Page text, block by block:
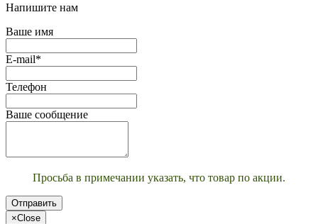
Напишите нам
Ваше имя
E-mail*
Телефон
Ваше сообщение
Просьба в примечании указать, что товар по акции.
Отправить
×Close